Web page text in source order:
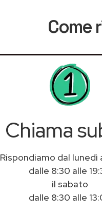
Come
Chiama
Rispondiamo dal lunedì
dalle 8:30 alle
il sabato
dalle 8:30 alle